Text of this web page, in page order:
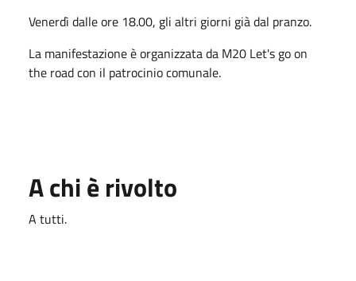
Venerdì dalle ore 18.00, gli altri giorni già dal pranzo.
La manifestazione è organizzata da M20 Let's go on
the road con il patrocinio comunale.
A chi è rivolto
A tutti.